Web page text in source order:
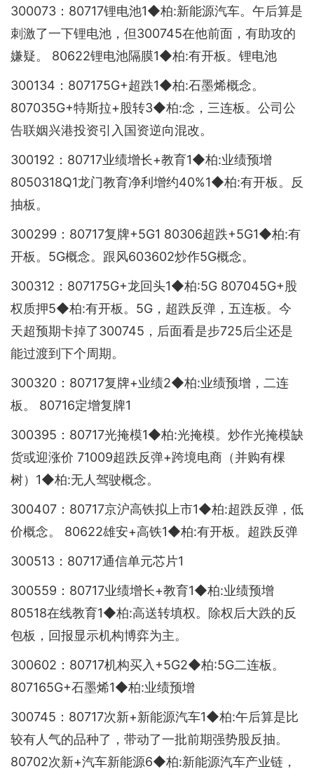
300073：80717锂电池1◆柏:新能源汽车。午后算是
刺激了一下锂电池，但300745在他前面，有助攻的
嫌疑。 80622锂电池隔膜1◆柏:有开板。锂电池
300134：807175G+超跌1◆柏:石墨烯概念。
807035G+特斯拉+股转3◆柏:念，三连板。公司公
告联姻兴港投资引入国资逆向混改。
300192：80717业绩增长+教育1◆柏:业绩预增
8050318Q1龙门教育净利增约40%1◆柏:有开板。反
抽板。
300299：80717复牌+5G1 80306超跌+5G1◆柏:有
开板。5G概念。跟风603602炒作5G概念。
300312：807175G+龙回头1◆柏:5G 807045G+股
权质押5◆柏:有开板。5G，超跌反弹，五连板。今
天超预期卡掉了300745，后面看是步725后尘还是
能过渡到下个周期。
300320：80717复牌+业绩2◆柏:业绩预增，二连
板。 80716定增复牌1
300395：80717光掩模1◆柏:光掩模。炒作光掩模缺
货或迎涨价 71009超跌反弹+跨境电商（并购有棵
树）1◆柏:无人驾驶概念。
300407：80717京沪高铁拟上市1◆柏:超跌反弹，低
价概念。 80622雄安+高铁1◆柏:有开板。超跌反弹
300513：80717通信单元芯片1
300559：80717业绩增长+教育1◆柏:业绩预增
80518在线教育1◆柏:高送转填权。除权后大跌的反
包板，回报显示机构博弈为主。
300602：80717机构买入+5G2◆柏:5G二连板。
807165G+石墨烯1◆柏:业绩预增
300745：80717次新+新能源汽车1◆柏:午后算是比
较有人气的品种了，带动了一批前期强势股反抽。
80702次新+汽车新能源6◆柏:新能源汽车产业链，